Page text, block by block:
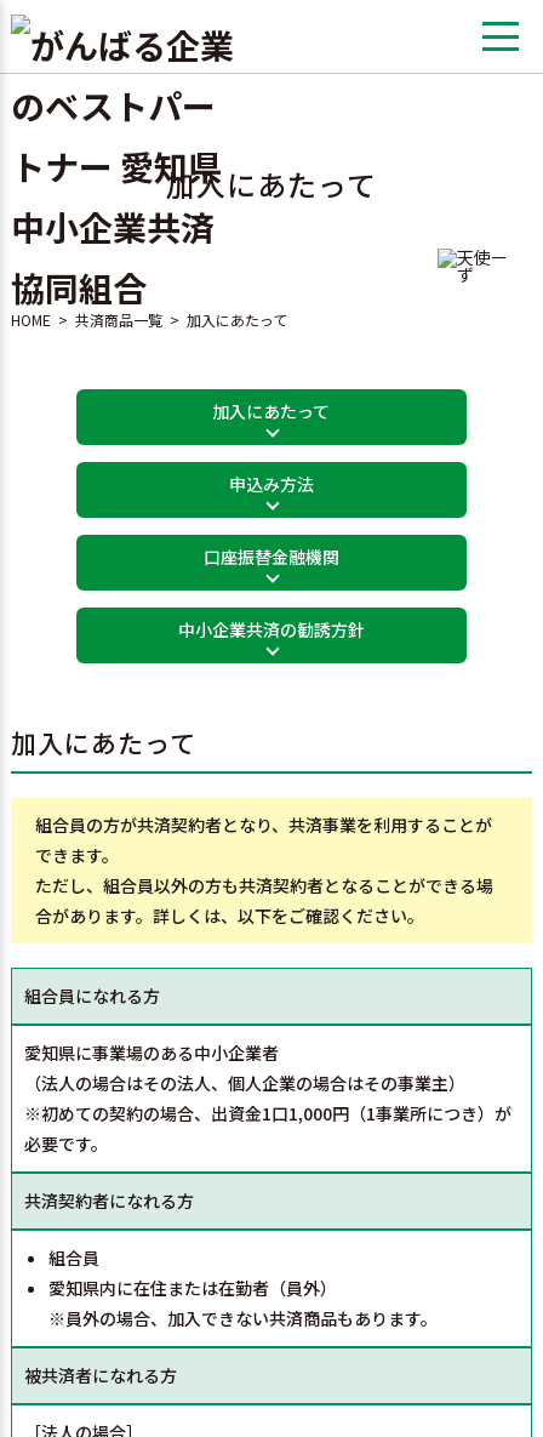
加入にあたって
HOME > 共済商品一覧> 加入にあたって
加入にあたって
申込み方法
口座振替金融機関
中小企業共済の勧誘方針
加入にあたって
組合員の方が共済契約者となり、共済事業を利用することが
できます。
ただし、組合員以外の方も共済契約者となることができる場
合があります。詳しくは、以下をご確認ください。
組合員になれる方
愛知県に事業場のある中小企業者
（法人の場合はその法人、個人企業の場合はその事業主）
※初めての契約の場合、出資金1口1,000円（1事業所につき）が
必要です。
共済契約者になれる方
組合員
愛知県内に在住または在勤者（員外）
※員外の場合、加入できない共済商品もあります。
被共済者になれる方
［法人の場合］